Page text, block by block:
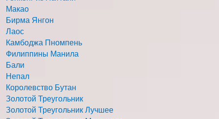
Макао
Бирма Янгон
Лаос
Камбоджа Пномпень
Филиппины Манила
Бали
Непал
Королевство Бутан
Золотой Треугольник
Золотой Треугольник Лучшее